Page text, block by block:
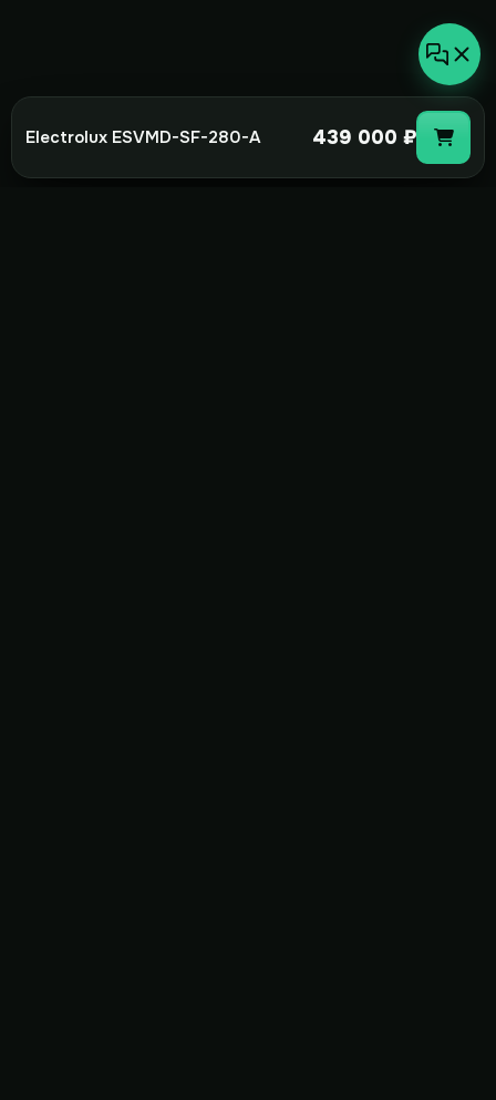
Electrolux ESVMD-SF-280-А 439 000 ₽